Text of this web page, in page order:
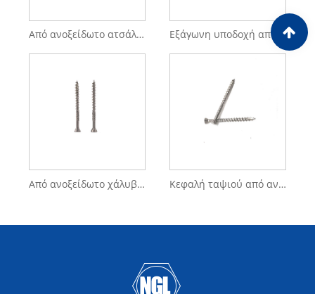
Από ανοξείδωτο ατσάλι 304 316 τετράγωνες χωνευτές βίδες με αυτοκόλλητη κεφαλή Εξάγωνη υποδοχή από ανοξείδωτο ατσάλι 304 316 Χαμηλή υποδοχή κεφαλής καπάκι βίδες σπείρωμα
Από ανοξείδωτο χάλυβα 316 Deck Μηχανή επίπεδης κεφαλής από σκυρόδεμα Tek Screw Hook για ξύλινη βίδα Κεφαλή ταψιού από ανοξείδωτο χάλυβα Κουμπί ασφαλείας από χάλυβα Βίδες κεφαλής ασφαλείας SS Ξύλο αυτοκόλλητη βίδα